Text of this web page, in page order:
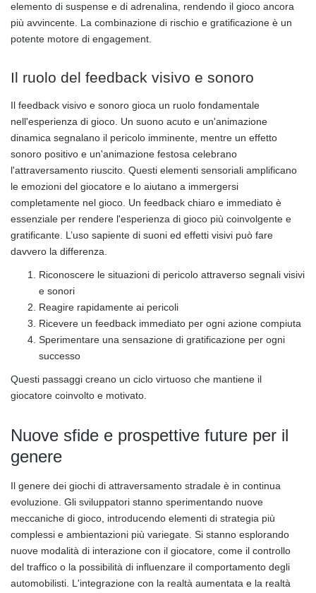
elemento di suspense e di adrenalina, rendendo il gioco ancora
più avvincente. La combinazione di rischio e gratificazione è un
potente motore di engagement.
Il ruolo del feedback visivo e sonoro
Il feedback visivo e sonoro gioca un ruolo fondamentale
nell'esperienza di gioco. Un suono acuto e un'animazione
dinamica segnalano il pericolo imminente, mentre un effetto
sonoro positivo e un'animazione festosa celebrano
l'attraversamento riuscito. Questi elementi sensoriali amplificano
le emozioni del giocatore e lo aiutano a immergersi
completamente nel gioco. Un feedback chiaro e immediato è
essenziale per rendere l'esperienza di gioco più coinvolgente e
gratificante. L’uso sapiente di suoni ed effetti visivi può fare
davvero la differenza.
Riconoscere le situazioni di pericolo attraverso segnali visivi
e sonori
Reagire rapidamente ai pericoli
Ricevere un feedback immediato per ogni azione compiuta
Sperimentare una sensazione di gratificazione per ogni
successo
Questi passaggi creano un ciclo virtuoso che mantiene il
giocatore coinvolto e motivato.
Nuove sfide e prospettive future per il
genere
Il genere dei giochi di attraversamento stradale è in continua
evoluzione. Gli sviluppatori stanno sperimentando nuove
meccaniche di gioco, introducendo elementi di strategia più
complessi e ambientazioni più variegate. Si stanno esplorando
nuove modalità di interazione con il giocatore, come il controllo
del traffico o la possibilità di influenzare il comportamento degli
automobilisti. L'integrazione con la realtà aumentata e la realtà